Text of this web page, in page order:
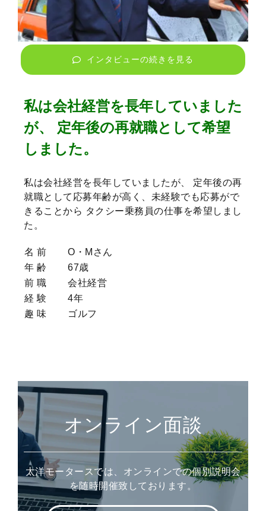
インタビューの続きを見る
私は会社経営を長年していました
が、 定年後の再就職として希望
しました。
私は会社経営を長年していましたが、 定年後の再
就職として応募年齢が高く、未経験でも応募がで
きることから タクシー乗務員の仕事を希望しまし
た。
名 前
O・Mさん
年 齢
67歳
前 職
会社経営
経 験
4年
趣 味
ゴルフ
オンライン面談
太洋モータースでは、オンラインでの個別説明会
を随時開催致しております。